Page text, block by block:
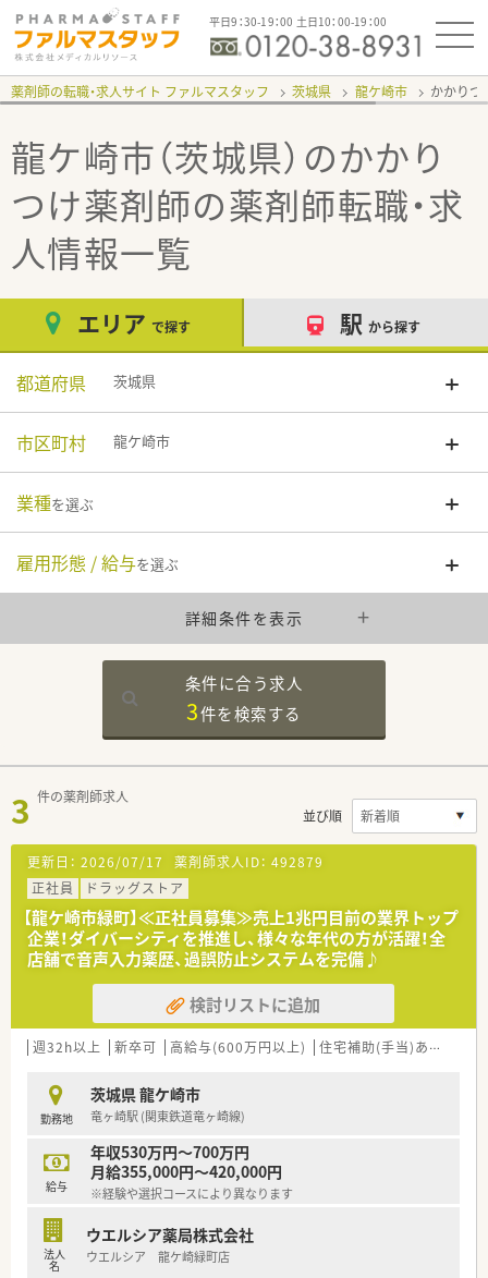
平日9：30-19：00 土日10：00-19：00
薬剤師の転職・求人サイト ファルマスタッフ 茨城県 龍ケ崎市 かかり
龍ケ崎市（茨城県）のかかり
つけ薬剤師の薬剤師転職・求
人情報一覧
エリア で探す 駅 から探す
都道府県 茨城県
市区町村 龍ケ崎市
業種を選ぶ
雇用形態 / 給与を選ぶ
詳細条件を表示
条件に合う求人
3件を検索する
3 件の薬剤師求人
並び順
更新日： 2026/07/17 薬剤師求人ID： 492879
正社員
ドラッグストア
【龍ケ崎市緑町】≪正社員募集≫売上1兆円目前の業界トップ
企業！ダイバーシティを推進し、様々な年代の方が活躍！全
店舗で音声入力薬歴、過誤防止システムを完備♪
検討リストに追加
週32h以上 新卒可 高給与(600万円以上) 住宅補助(手当)あり
勤務地
茨城県 龍ケ崎市
竜ヶ崎駅 (関東鉄道竜ヶ崎線)
給与
年収530万円～700万円
月給355,000円～420,000円
※経験や選択コースにより異なります
法人
名
ウエルシア薬局株式会社
ウエルシア 龍ケ崎緑町店